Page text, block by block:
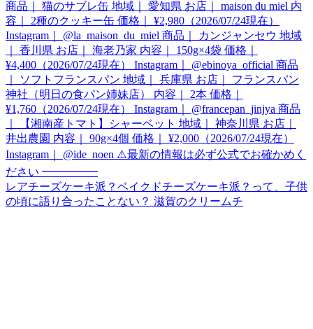
レアチーズケーキ派？ベイクドチーズケーキ派？って、子供
の頃に語り合ったことない？ 滋賀のクリームチ